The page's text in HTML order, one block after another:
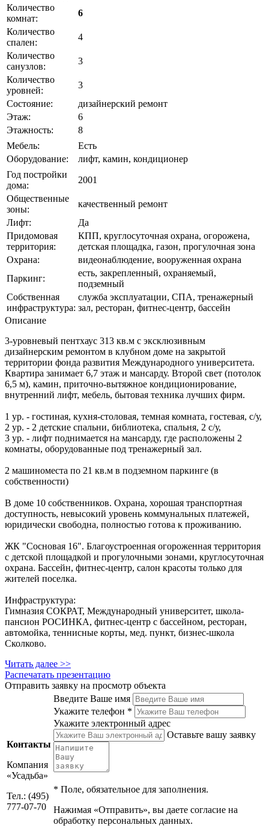
Количество
комнат:
6
Количество
спален:
4
Количество
санузлов:
3
Количество
уровней:
3
Состояние:
дизайнерский ремонт
Этаж:
6
Этажность:
8
Мебель:
Есть
Оборудование:
лифт, камин, кондиционер
Год постройки
дома:
2001
Общественные
зоны:
качественный ремонт
Лифт:
Да
Придомовая
территория:
КПП, круглосуточная охрана, огорожена,
детская площадка, газон, прогулочная зона
Охрана:
видеонаблюдение, вооруженная охрана
Паркинг:
eсть, закрепленный, охраняемый,
подземный
Собственная
инфраструктура:
служба эксплуатации, СПА, тренажерный
зал, ресторан, фитнес-центр, бассейн
Описание
3-уровневый пентхаус 313 кв.м с эксклюзивным
дизайнерским ремонтом в клубном доме на закрытой
территории фонда развития Международного университета.
Квартира занимает 6,7 этаж и мансарду. Второй свет (потолок
6,5 м), камин, приточно-вытяжное кондиционирование,
внутренний лифт, мебель, бытовая техника лучших фирм.
1 ур. - гостиная, кухня-столовая, темная комната, гостевая, с/у,
2 ур. - 2 детские спальни, библиотека, спальня, 2 с/у,
3 ур. - лифт поднимается на мансарду, где расположены 2
комнаты, оборудованные под тренажерный зал.
2 машиноместа по 21 кв.м в подземном паркинге (в
собственности)
В доме 10 собственников. Охрана, хорошая транспортная
доступность, невысокий уровень коммунальных платежей,
юридически свободна, полностью готова к проживанию.
ЖК "Сосновая 16". Благоустроенная огороженная территория
с детской площадкой и прогулочными зонами, круглосуточная
охрана. Бассейн, фитнес-центр, салон красоты только для
жителей поселка.
Инфраструктура:
Гимназия СОКРАТ, Международный университет, школа-
пансион РОСИНКА, фитнес-центр с бассейном, ресторан,
автомойка, теннисные корты, мед. пункт, бизнес-школа
Сколково.
Читать далее >>
Распечатать презентацию
Отправить заявку на просмотр объекта
Контакты
Компания
«Усадьба»
Тел.: (495)
777-07-70
Введите Ваше имя
Укажите телефон *
Укажите электронный адрес
Оставьте вашу заявку
* Поле, обязательное для заполнения.
Нажимая «Отправить», вы даете согласие на
обработку персональных данных.